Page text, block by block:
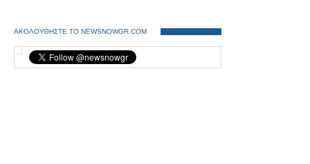
ΑΚΟΛΟΥΘΗΣΤΕ ΤΟ NEWSNOWGR.COM